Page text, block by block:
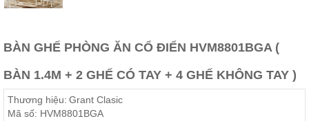
Nội
Phòng
Giường
ngủ, tủ
áo, bàn
trang
điểm
BÀN GHẾ PHÒNG ĂN CỔ ĐIỂN HVM8801BGA (
BÀN 1.4M + 2 GHẾ CÓ TAY + 4 GHẾ KHÔNG TAY )
Thương hiệu: Grant Clasic
Mã số: HVM8801BGA